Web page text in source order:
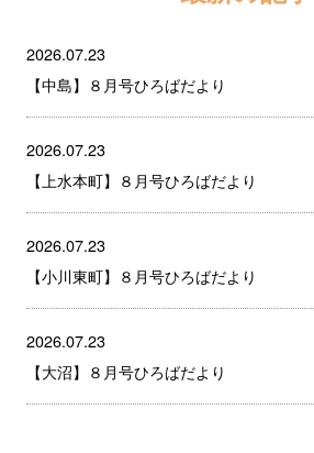
2026.07.23
【中島】８月号ひろばだより
2026.07.23
【上水本町】８月号ひろばだより
2026.07.23
【小川東町】８月号ひろばだより
2026.07.23
【大沼】８月号ひろばだより